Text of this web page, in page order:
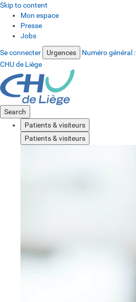
Skip to content
Mon espace
Presse
Jobs
Se connecter Urgences Numéro général :
CHU de Liège
Search
Patients & visiteurs
Patients & visiteurs